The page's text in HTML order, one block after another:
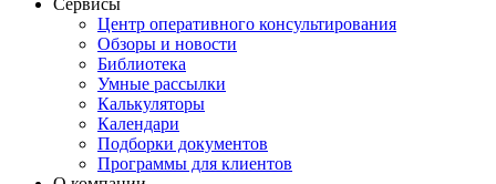
Сервисы
Центр оперативного консультирования
Обзоры и новости
Библиотека
Умные рассылки
Калькуляторы
Календари
Подборки документов
Программы для клиентов